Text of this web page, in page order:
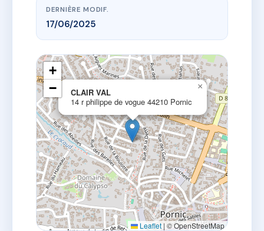
DERNIÈRE MODIF.
17/06/2025
CLAIR VAL
14 r philippe de vogue 44210 Pornic
×
+
−
Leaflet | © OpenStreetMap